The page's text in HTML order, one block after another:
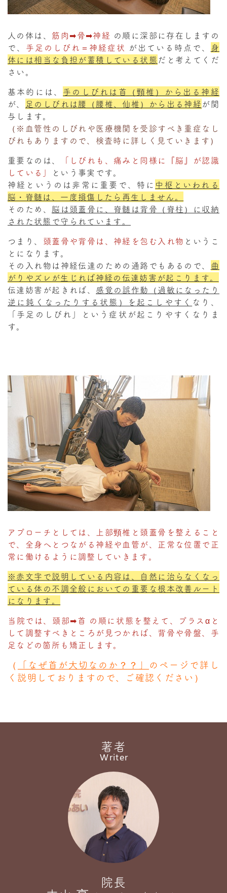
人の体は、 筋肉➡骨➡神経 の順に深部に存在しますの
で、 手足のしびれ＝神経症状 が出ている時点で、
身
体には相当な負担が蓄積している状態だと考えてくだ
さい。
基本的には、 手のしびれは首（頸椎）から出る神経
が、
足のしびれは腰（腰椎、仙椎）から出る神経が関
与します。
（※血管性のしびれや医療機関を受診すべき重症なし
びれもありますので、検査時に詳しく見ていきます）
重要なのは、
「しびれも、痛みと同様に『脳』が認識
している」
という事実です。
神経というのは非常に重要で、特に 中枢といわれる
脳・脊髄は、一度損傷したら再生しません。
そのため、 脳は頭蓋骨に、脊髄は背骨（脊柱）に収納
された状態で守られています。
つまり、 頭蓋骨や背骨は、神経を包む入れ物 というこ
とになります。
その入れ物は神経伝達のための通路でもあるので、
曲
がりやズレが生じれば神経の伝達妨害が起こります。
伝達妨害が起きれば、 感覚の誤作動（過敏になったり
逆に鈍くなったりする状態）を起こしやすく なり、
「手足のしびれ」という症状が起こりやすくなりま
す。
アプローチとしては、上部頸椎と頭蓋骨を整えること
で、全身へとつながる神経や血管が、正常な位置で正
常に働けるように調整していきます。
※赤文字で説明している内容は、自然に治らなくなっ
ている体の不調全般においての重要な根本改善ルート
になります。
当院では、頭部➡首 の順に状態を整えて、プラスαと
して調整すべきところが見つかれば、背骨や骨盤、手
足などの箇所も矯正します。
（ 「なぜ首が大切なのか？？」 のページで詳し
く説明しておりますので、ご確認ください）
著者
Writer
院長